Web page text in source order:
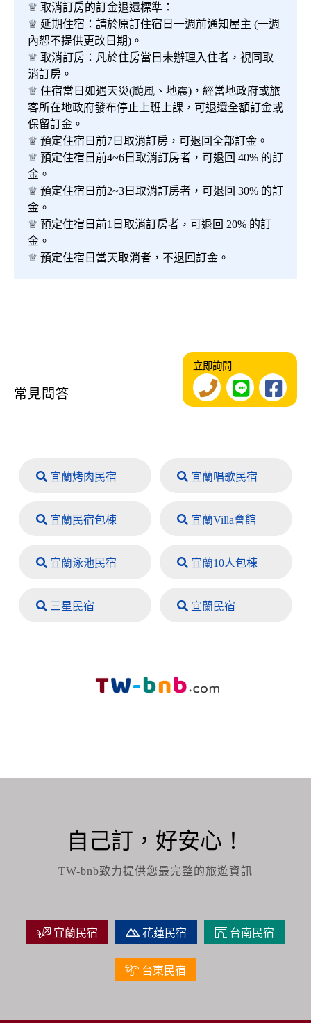
♕ 取消訂房的訂金退還標準：
♕ 延期住宿：請於原訂住宿日一週前通知屋主 (一週
內恕不提供更改日期)。
♕ 取消訂房：凡於住房當日未辦理入住者，視同取
消訂房。
♕ 住宿當日如遇天災(颱風、地震)，經當地政府或旅
客所在地政府發布停止上班上課，可退還全額訂金或
保留訂金。
♕ 預定住宿日前7日取消訂房，可退回全部訂金。
♕ 預定住宿日前4~6日取消訂房者，可退回 40% 的訂
金。
♕ 預定住宿日前2~3日取消訂房者，可退回 30% 的訂
金。
♕ 預定住宿日前1日取消訂房者，可退回 20% 的訂
金。
♕ 預定住宿日當天取消者，不退回訂金。
常見問答
立即詢問
宜蘭烤肉民宿 宜蘭唱歌民宿
宜蘭民宿包棟 宜蘭Villa會館
宜蘭泳池民宿 宜蘭10人包棟
三星民宿 宜蘭民宿
自己訂，好安心！
TW-bnb致力提供您最完整的旅遊資訊
宜蘭民宿 花蓮民宿 台南民宿
台東民宿